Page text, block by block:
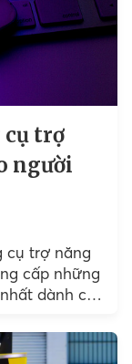
cụ trợ
người
cụ trợ năng
cấp những
dành cho